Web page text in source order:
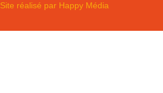
Site réalisé par Happy Média